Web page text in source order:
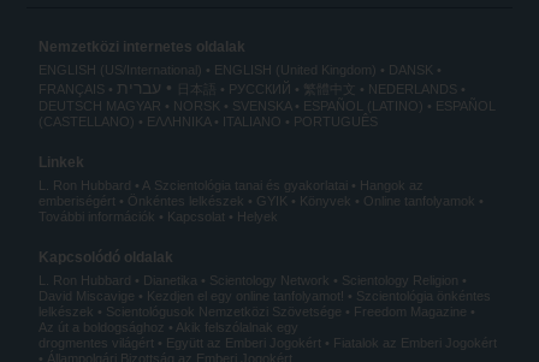
Nemzetközi internetes oldalak
ENGLISH (US/International) ENGLISH (United Kingdom)
DANSK
FRANÇAIS
עברית 日本語 РУССКИЙ 繁體中文
NEDERLANDS
DEUTSCH MAGYAR NORSK SVENSKA ESPAÑOL (LATINO)
ESPAÑOL
(CASTELLANO)
ΕΛΛΗΝΙΚA ITALIANO PORTUGUÊS
Linkek
L. Ron Hubbard A Szcientológia tanai és gyakorlatai
Hangok az
emberiségért
Önkéntes lelkészek GYIK Könyvek
Online tanfolyamok
További információk
Kapcsolat Helyek
Kapcsolódó oldalak
L. Ron Hubbard Dianetika Scientology Network
Scientology Religion
David Miscavige
Kezdjen el egy online tanfolyamot!
Szcientológia önkéntes
lelkészek
Scientológusok Nemzetközi Szövetsége
Freedom Magazine
Az út a boldogsághoz
Akik felszólalnak egy
drogmentes világért
Együtt az Emberi Jogokért
Fiatalok az Emberi Jogokért
Állampolgári Bizottság az Emberi Jogokért